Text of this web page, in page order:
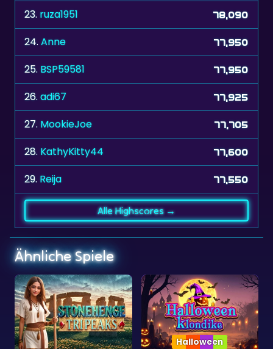
24.Anne 77,950
25. BSP59581 77,950
26. adi67 77,925
27. MookieJoe 77,705
28. KathyKitty44 77,600
29. Reija 77,550
Ähnliche Spiele
Halloween Klondike
Halloween
Solitaire Sammlung
Collection